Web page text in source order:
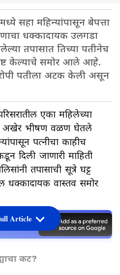
सहा महिन्यांपासून बेपत्ता
धक्कादायक उलगडा
तपासात तिच्या पतीनेच
केल्याचे समोर आले आहे.
पतीला अटक केली असून
एका महिलेच्या
अखेर भीषण वळण घेतले
पत्नीचा काहीच
दिली जाणारी माहिती
तपासाची सूत्रे घट्ट
धक्कादायक वास्तव समोर
as a
कट?
Article